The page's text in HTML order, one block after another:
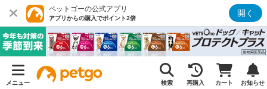
ペットゴーの公式アプリ
アプリからの購入でポイント2倍 開く
メニュー 検索 再購入 カート お知らせ